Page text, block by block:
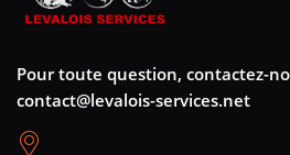
Pour toute question, contactez-
contact@levalois-services.net